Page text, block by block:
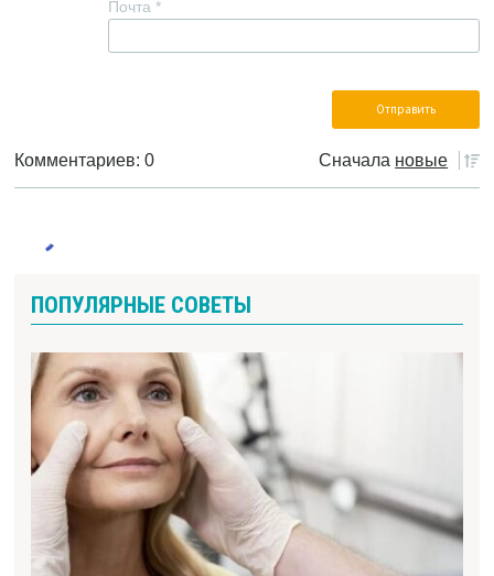
Почта *
Комментариев: 0 Сначала новые
ПОПУЛЯРНЫЕ СОВЕТЫ